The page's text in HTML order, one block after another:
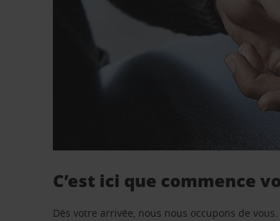
C’est ici que commence
Dès votre arrivée, nous nous occupons de